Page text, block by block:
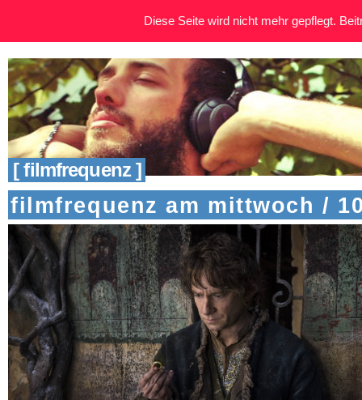
[ filmfrequenz ]
filmfrequenz am mittwoch /
Diese Seite wird nicht mehr gepflegt.